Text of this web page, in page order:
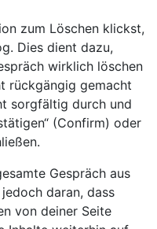
zum Löschen klickst,
Dies dient dazu,
wirklich löschen
rückgängig gemacht
sorgfältig durch und
(Confirm) oder
Gespräch aus
daran, dass
von deiner Seite